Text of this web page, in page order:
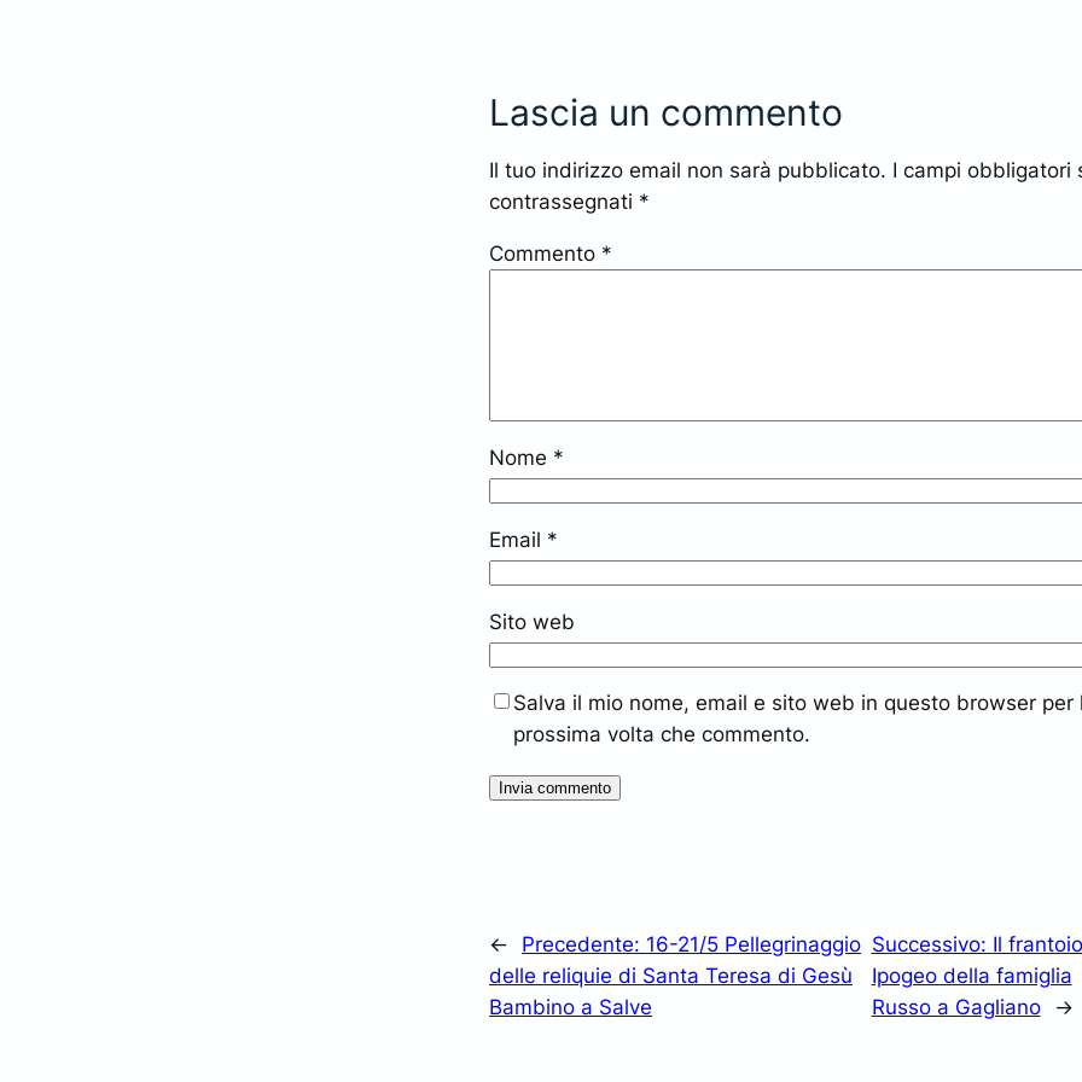
Lascia un commento
Il tuo indirizzo email non sarà pubblicato. I campi obbligatori
contrassegnati *
Commento *
Nome *
Email *
Sito web
Salva il mio nome, email e sito web in questo browser per
prossima volta che commento.
← Precedente: 16-21/5 Pellegrinaggio
delle reliquie di Santa Teresa di Gesù
Bambino a Salve
Successivo: Il frantoio
Ipogeo della famiglia
Russo a Gagliano
→